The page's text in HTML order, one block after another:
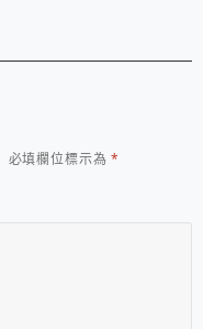
必填欄位標示為*